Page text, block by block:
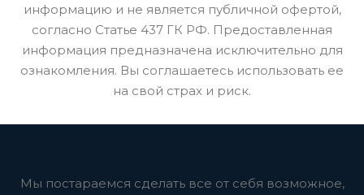
информацию и не является публичной офертой,
согласно Статье 437 ГК РФ. Предоставленная
информация предназначена исключительно для
ознакомления. Вы соглашаетесь использовать ее
на свой страх и риск.
Мы постараемся сделать все от себя возможное,